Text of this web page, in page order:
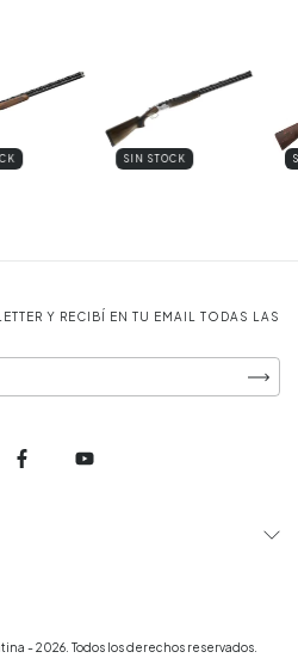
SIN STOCK
Y RECIBÍ EN TU EMAIL TODAS LAS
- 2026. Todos los derechos reservados.